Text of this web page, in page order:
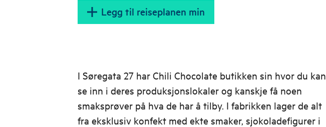
Legg til reiseplanen min
I Søregata 27 har Chili Chocolate butikken sin hvor du kan
se inn i deres produksjonslokaler og kanskje få noen
smaksprøver på hva de har å tilby. I fabrikken lager de alt
fra eksklusiv konfekt med ekte smaker, sjokoladefigurer i